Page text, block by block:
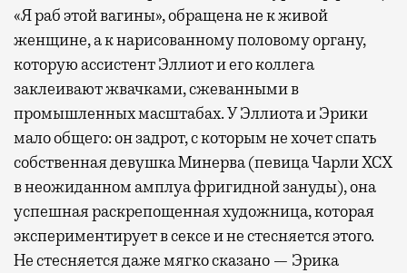
самолеты. В Москве нет недостатка
в лаунжах. В аэропортах их обычно
несколько — в разных зонах воздушных
гаваней. На некоторых вокзалах — тоже.
Лаунжи доступны на Ленинградском,
Павелецком, Казанском, Ярославском
и Курском вокзалах.Попасть в бизнес-залы
могут держатели карт Mir Supreme. Причем
не только в столице. Всего доступно более
1000 бизнес-залов по всему миру.
«Я раб этой вагины», обращена не к живой
женщине, а к нарисованному половому органу,
которую ассистент Эллиот и его коллега
заклеивают жвачками, сжеванными в
промышленных масштабах. У Эллиота и Эрики
мало общего: он задрот, с которым не хочет спать
собственная девушка Минерва (певица Чарли XCX
в неожиданном амплуа фригидной зануды), она
успешная раскрепощенная художница, которая
экспериментирует в сексе и не стесняется этого.
Не стесняется даже мягко сказано — Эрика